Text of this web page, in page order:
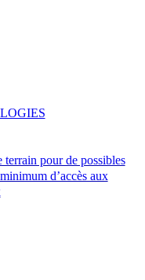
terrain pour de possibles
d’accès aux